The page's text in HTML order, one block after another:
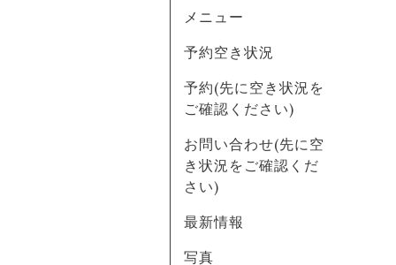
メニュー
予約空き状況
予約(先に空き状況を
ご確認ください)
お問い合わせ(先に空
き状況をご確認くだ
さい)
最新情報
写真